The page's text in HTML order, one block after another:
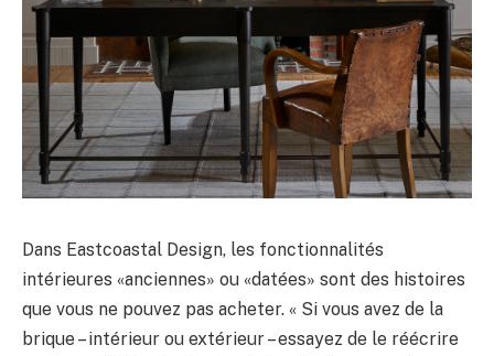
Dans Eastcoastal Design, les fonctionnalités
intérieures «anciennes» ou «datées» sont des histoires
que vous ne pouvez pas acheter. « Si vous avez de la
brique – intérieur ou extérieur – essayez de le réécrire